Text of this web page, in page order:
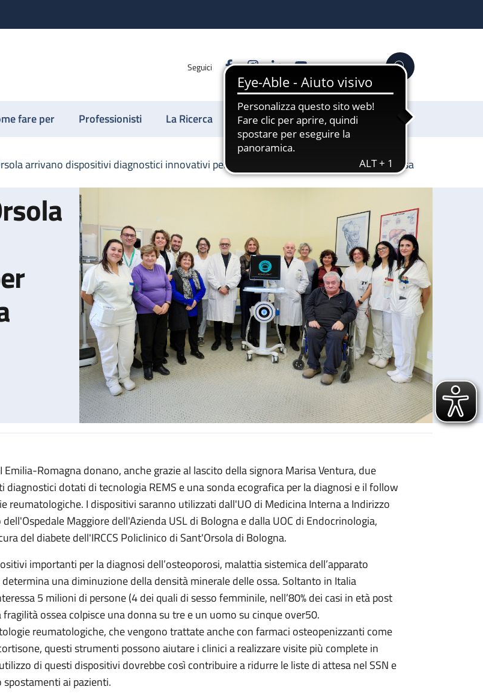
Seguici FacebookInstagram
LinkedinYouTube Cerca
fare per Professionisti La Ricerca Sostienici
arrivano dispositivi diagnostici innovativi per migliorare l’esame della salute delle ossa
diagnostici innovativi per migliorare l’esame della salute delle ossa
Emilia-Romagna donano, anche grazie al lascito della signora Marisa Ventura, due
diagnostici dotati di tecnologia REMS e una sonda ecografica per la diagnosi e il follow
reumatologiche. I dispositivi saranno utilizzati dall'UO di Medicina Interna a Indirizzo
Maggiore dell'Azienda USL di Bologna e dalla UOC di Endocrinologia,
del diabete dell'IRCCS Policlinico di Sant'Orsola di Bologna.
importanti per la diagnosi dell’osteoporosi, malattia sistemica dell’apparato
una diminuzione della densità minerale delle ossa. Soltanto in Italia
5 milioni di persone (4 dei quali di sesso femminile, nell’80% dei casi in età post
fragilità ossea colpisce una donna su tre e un uomo su cinque over50.
reumatologiche, che vengono trattate anche con farmaci osteopenizzanti come
questi strumenti possono aiutare i clinici a realizzare visite più complete in
di questi dispositivi dovrebbe così contribuire a ridurre le liste di attesa nel SSN e
ai pazienti.